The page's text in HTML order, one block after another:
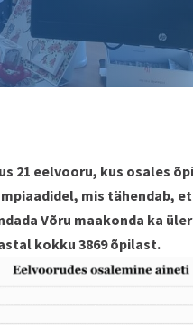
21 eelvooru, kus osales
mis tähendab,
Võru maakonda ka
kokku 3869 õpilast.